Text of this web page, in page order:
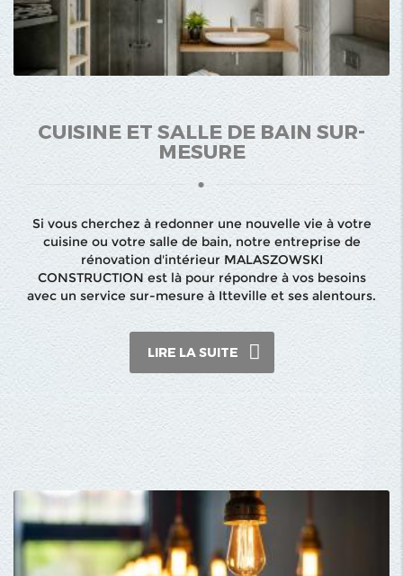
CUISINE ET SALLE DE BAIN SUR-
MESURE
Si vous cherchez à redonner une nouvelle vie à votre
cuisine ou votre salle de bain, notre entreprise de
rénovation d'intérieur MALASZOWSKI
CONSTRUCTION est là pour répondre à vos besoins
avec un service sur-mesure à Itteville et ses alentours.
LIRE LA SUITE